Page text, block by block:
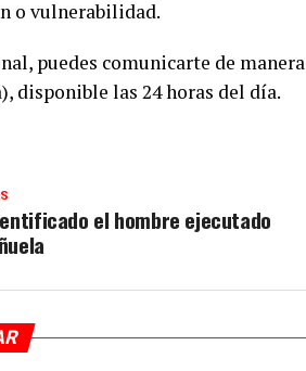
o vulnerabilidad.
puedes comunicarte de manera
disponible las 24 horas del día.
el hombre ejecutado